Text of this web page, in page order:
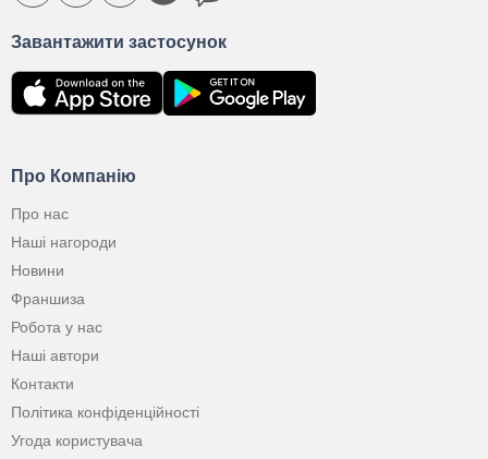
Про Компанію
Про нас
Наші нагороди
Новини
Франшиза
Робота у нас
Наші автори
Контакти
Політика конфіденційності
Угода користувача
Завантажити застосунок